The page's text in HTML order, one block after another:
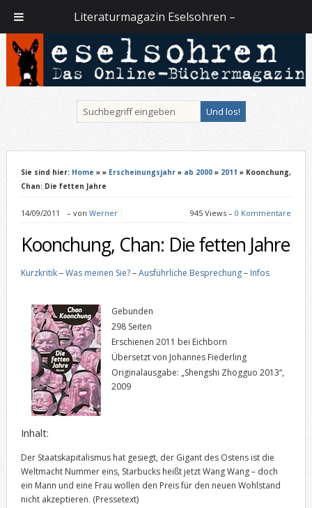
Sie sind hier: Home » » Erscheinungsjahr» ab 2000» 2011 » Koonchung,
Chan: Die fetten Jahre
14/09/2011 – von Werner 945 Views –0 Kommentare
Koonchung, Chan: Die fetten Jahre
Kurzkritik–Was meinen Sie?–Ausführliche Besprechung– Infos
Gebunden
298 Seiten
Erschienen 2011 bei Eichborn
Übersetzt von Johannes Fiederling
Originalausgabe: „Shengshi Zhogguo 2013“,
2009
Inhalt:
Der Staatskapitalismus hat gesiegt, der Gigant des Ostens ist die
Weltmacht Nummer eins, Starbucks heißt jetzt Wang Wang – doch
ein Mann und eine Frau wollen den Preis für den neuen Wohlstand
nicht akzeptieren. (Pressetext)
Literaturmagazin Eselsohren –